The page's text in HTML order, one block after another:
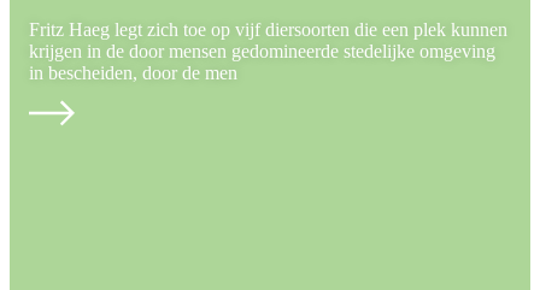
Fritz Haeg legt zich toe op vijf diersoorten die een plek kunnen
krijgen in de door mensen gedomineerde stedelijke omgeving
in bescheiden, door de men